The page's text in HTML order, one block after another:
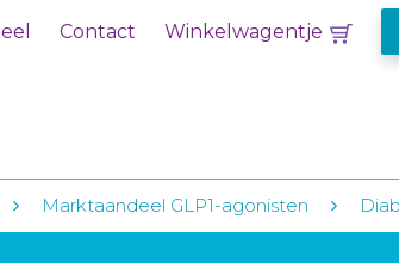
Contact Winkelwagentje
Marktaandeel GLP1-agonisten